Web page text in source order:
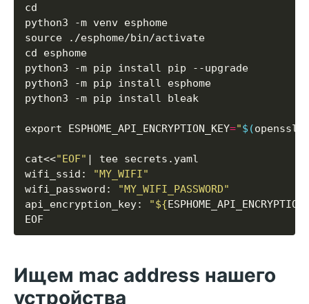
export ESPHOME_API_ENCRYPTION_KEY="$(openssl
cat<<"EOF"
wifi_ssid:
"MY_WIFI"
wifi_password:
"MY_WIFI_PASSWORD"
api_encryption_key:
"${
Ищем mac address нашего
устройства